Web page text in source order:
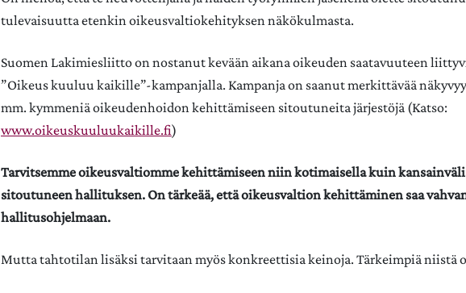
tulevaisuutta etenkin oikeusvaltiokehityksen näkökulmasta.
Suomen Lakimiesliitto on nostanut kevään aikana oikeuden saatavuuteen
”Oikeus kuuluu kaikille”-kampanjalla. Kampanja on saanut merkittävää
mm. kymmeniä oikeudenhoidon kehittämiseen sitoutuneita järjestöjä (Katso:
www.oikeuskuuluukaikille.fi)
Tarvitsemme oikeusvaltiomme kehittämiseen niin kotimaisella kuin
sitoutuneen hallituksen. On tärkeää, että oikeusvaltion kehittäminen saa
hallitusohjelmaan.
Mutta tahtotilan lisäksi tarvitaan myös konkreettisia keinoja. Tärkeimpiä niistä